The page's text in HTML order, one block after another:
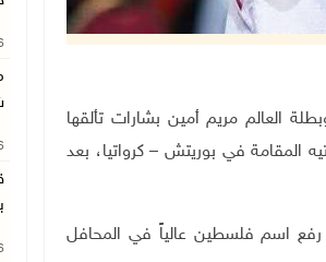
وبطلة العالم مريم أمين بشارات تألقها
المقامة في بوريتش – كرواتيا، بعد
رفع اسم فلسطين عالياً في المحافل